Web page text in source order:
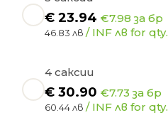
€ 23.94 €7.98 за бр
46.83 лв / INF лв for qty.
4 саксии
€ 30.90 €7.73 за бр
60.44 лв / INF лв for qty.